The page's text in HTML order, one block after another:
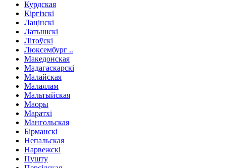
Курдская
Кіргізскі
Лацінскі
Латышскі
Літоўскі
Люксембург ..
Македонская
Мадагаскарскі
Малайская
Малаялам
Мальтыйская
Маоры
Маратхі
Мангольская
Бірманскі
Непальская
Нарвежскі
Пушту